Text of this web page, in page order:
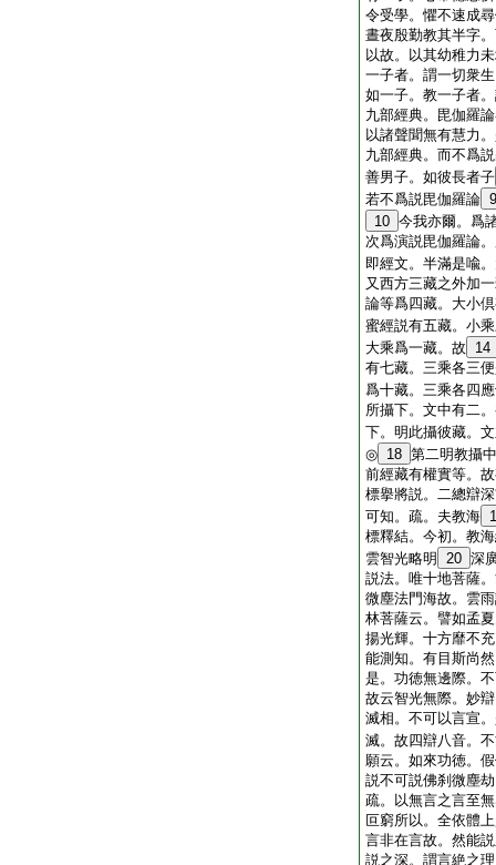
令受學。懼不速成
晝夜殷勤教其半字
以故。以其幼稚力
一子者。謂一切衆
如一子。教一子者
九部經典。毘伽羅
以諸聲聞無有慧力
九部經典。而不爲
善男子。如彼長者子
若不爲説毘伽羅論 9
10 今我亦爾。爲
次爲演説毘伽羅論
即經文。半滿是喩
又西方三藏之外加
論等爲四藏。大小
蜜經説有五藏。小
大乘爲一藏。故
14
有七藏。三乘各三
爲十藏。三乘各四
所攝下。文中有二
下。明此攝彼藏。
◎ 18 第二明教攝
前經藏有權實等。
標擧將説。二總辯
可知。疏。夫教海
標釋結。今初。教
雲智光略明
20 深
説法。唯十地菩薩
微塵法門海故。雲
林菩薩云。譬如孟
揚光輝。十方靡不
能測知。有目斯尚
是。功徳無邊際。
故云智光無際。妙
滅相。不可以言宣
滅。故四辯八音。
願云。如來功徳。
説不可説佛刹微塵
疏。以無言之言至
叵窮所以。全依體
言非在言故。然能
説之深。謂言絶之